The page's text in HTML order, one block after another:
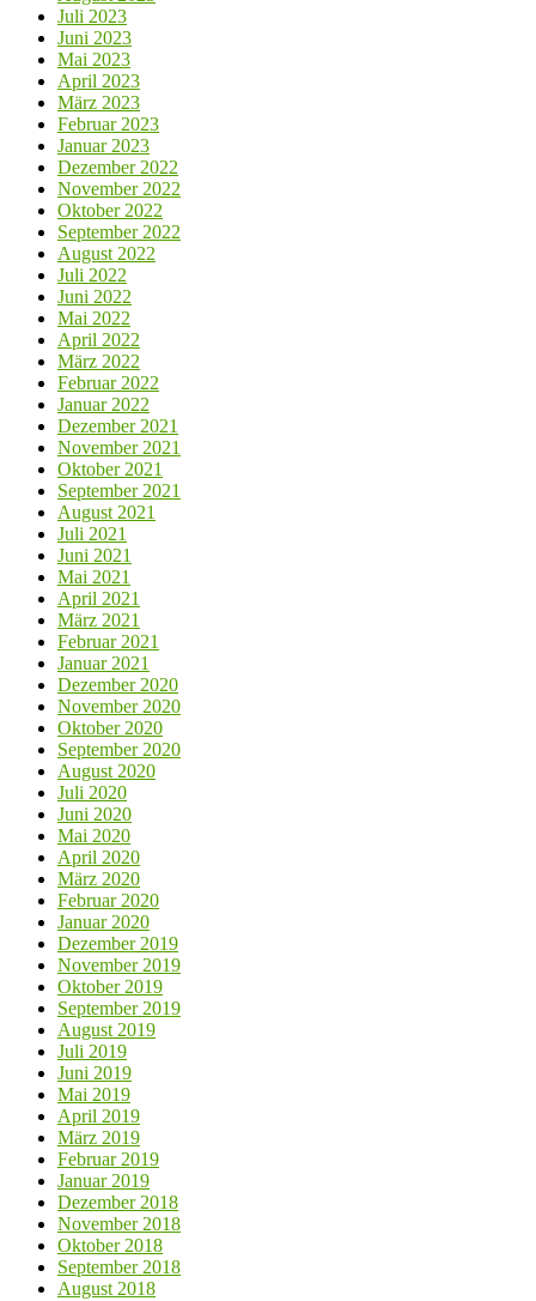
Juli 2023
Juni 2023
Mai 2023
April 2023
März 2023
Februar 2023
Januar 2023
Dezember 2022
November 2022
Oktober 2022
September 2022
August 2022
Juli 2022
Juni 2022
Mai 2022
April 2022
März 2022
Februar 2022
Januar 2022
Dezember 2021
November 2021
Oktober 2021
September 2021
August 2021
Juli 2021
Juni 2021
Mai 2021
April 2021
März 2021
Februar 2021
Januar 2021
Dezember 2020
November 2020
Oktober 2020
September 2020
August 2020
Juli 2020
Juni 2020
Mai 2020
April 2020
März 2020
Februar 2020
Januar 2020
Dezember 2019
November 2019
Oktober 2019
September 2019
August 2019
Juli 2019
Juni 2019
Mai 2019
April 2019
März 2019
Februar 2019
Januar 2019
Dezember 2018
November 2018
Oktober 2018
September 2018
August 2018